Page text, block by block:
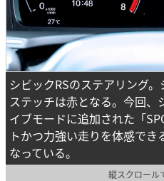
シビックRSのステアリング。
ステッチは赤となる。今回、
イブモードに追加された「
トかつ力強い走りを体感でき
なっている。
縦スクロール